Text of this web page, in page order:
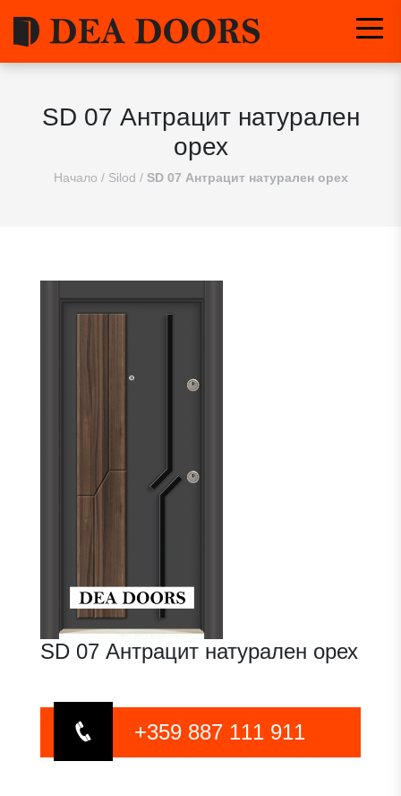
SD 07 Антрацит натурален
орех
Начало / Silod / SD 07 Антрацит натурален орех
SD 07 Антрацит натурален орех
+359 887 111 911